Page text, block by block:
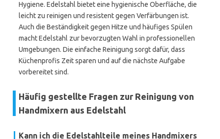
Hygiene. Edelstahl bietet eine hygienische Oberfläche, die
leicht zu reinigen und resistent gegen Verfärbungen ist.
Auch die Beständigkeit gegen Hitze und häufiges Spülen
macht Edelstahl zur bevorzugten Wahl in professionellen
Umgebungen. Die einfache Reinigung sorgt dafür, dass
Küchenprofis Zeit sparen und auf die nächste Aufgabe
vorbereitet sind.
Häufig gestellte Fragen zur Reinigung von
Handmixern aus Edelstahl
Kann ich die Edelstahlteile meines Handmixers